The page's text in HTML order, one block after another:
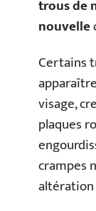
trous de
nouvelle
Certains
visage,
plaques
crampes